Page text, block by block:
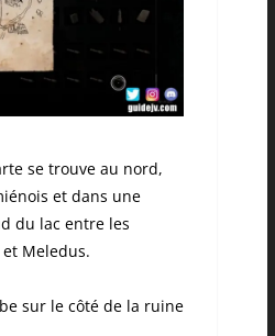
se trouve au nord,
et dans une
du lac entre les
et Meledus.
sur le côté de la ruine